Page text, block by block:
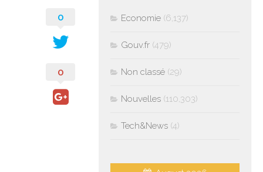
0
0
Economie (6,137)
Gouv.fr (479)
Non classé (29)
Nouvelles (110,303)
Tech&News (4)